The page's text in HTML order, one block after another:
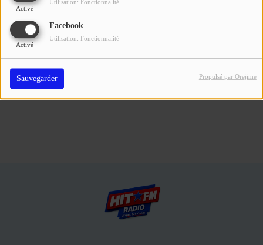
Activé
Utilisation: Fonctionnalité
Facebook
Activé
Utilisation: Fonctionnalité
Sauvegarder Propulsé par Orejime
SE CONNECTER